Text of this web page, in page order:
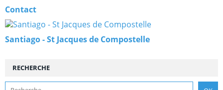
Contact
Santiago - St Jacques de Compostelle
RECHERCHE